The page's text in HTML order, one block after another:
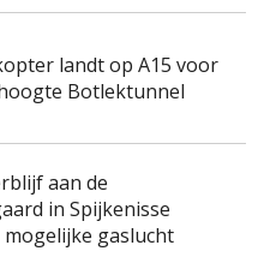
landt op A15 voor
Botlektunnel
aan de
in Spijkenisse
gaslucht